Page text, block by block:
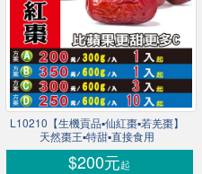
L10210【生機貢品▪仙紅棗▪若羌棗】
天然棗王▪特甜▪直接食用
$200元起